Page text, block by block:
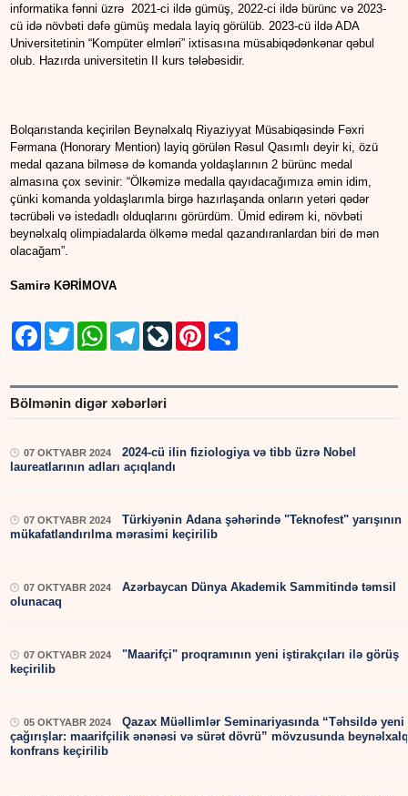
informatika fənni üzrə 2021-ci ildə gümüş, 2022-ci ildə bürünc və 2023-
cü idə növbəti dəfə gümüş medala layiq görülüb. 2023-cü ildə ADA
Universitetinin “Kompüter elmləri” ixtisasına müsabiqədənkənar qəbul
olub. Hazırda universitetin II kurs tələbəsidir.
Bolqarıstanda keçirilən Beynəlxalq Riyaziyyat Müsabiqəsində Fəxri
Fərmana (Honorary Mention) layiq görülən Rəsul Qasımlı deyir ki, özü
medal qazana bilməsə də komanda yoldaşlarının 2 bürünc medal
almasına çox sevinir: “Ölkəmizə medalla qayıdacağımıza əmin idim,
çünki komanda yoldaşlarımla birgə hazırlaşanda onların yetəri qədər
təcrübəli və istedadlı olduqlarını görürdüm. Ümid edirəm ki, növbəti
beynəlxalq olimpiadalarda ölkəmə medal qazandıranlardan biri də mən
olacağam”.
Samirə KƏRİMOVA
FacebookTwitter WhatsAppTelegramLiveJournal
Pinterest
Bölmənin digər xəbərləri
07 OKTYABR 2024
2024-cü ilin fiziologiya və tibb üzrə Nobel
laureatlarının adları açıqlandı
07 OKTYABR 2024
Türkiyənin Adana şəhərində "Teknofest" yarışının
mükafatlandırılma mərasimi keçirilib
07 OKTYABR 2024
Azərbaycan Dünya Akademik Sammitində təmsil
olunacaq
07 OKTYABR 2024
"Maarifçi" proqramının yeni iştirakçıları ilə görüş
keçirilib
05 OKTYABR 2024
Qazax Müəllimlər Seminariyasında “Təhsildə yeni
çağırışlar: maarifçilik ənənəsi və sürət dövrü” mövzusunda
konfrans keçirilib